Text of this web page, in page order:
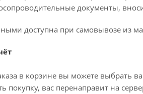
документы,
доступна при самовывозе из
в корзине вы можете выбрать
покупку, вас перенаправит на